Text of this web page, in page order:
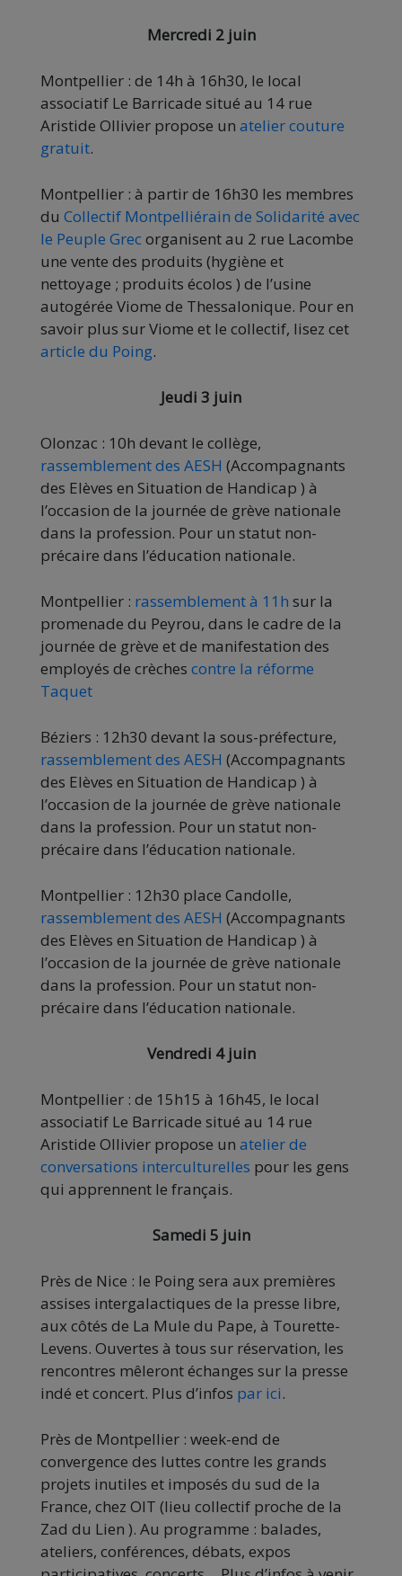
Mercredi 2 juin
Montpellier : de 14h à 16h30, le local
associatif Le Barricade situé au 14 rue
Aristide Ollivier propose un atelier couture
gratuit.
Montpellier : à partir de 16h30 les membres
du Collectif Montpelliérain de Solidarité avec
le Peuple Grec organisent au 2 rue Lacombe
une vente des produits (hygiène et
nettoyage ; produits écolos ) de l’usine
autogérée Viome de Thessalonique. Pour en
savoir plus sur Viome et le collectif, lisez cet
article du Poing.
Jeudi 3 juin
Olonzac : 10h devant le collège,
rassemblement des AESH (Accompagnants
des Elèves en Situation de Handicap ) à
l’occasion de la journée de grève nationale
dans la profession. Pour un statut non-
précaire dans l’éducation nationale.
Montpellier : rassemblement à 11h sur la
promenade du Peyrou, dans le cadre de la
journée de grève et de manifestation des
employés de crèches contre la réforme
Taquet
Béziers : 12h30 devant la sous-préfecture,
rassemblement des AESH (Accompagnants
des Elèves en Situation de Handicap ) à
l’occasion de la journée de grève nationale
dans la profession. Pour un statut non-
précaire dans l’éducation nationale.
Montpellier : 12h30 place Candolle,
rassemblement des AESH (Accompagnants
des Elèves en Situation de Handicap ) à
l’occasion de la journée de grève nationale
dans la profession. Pour un statut non-
précaire dans l’éducation nationale.
Vendredi 4 juin
Montpellier : de 15h15 à 16h45, le local
associatif Le Barricade situé au 14 rue
Aristide Ollivier propose un atelier de
conversations interculturelles pour les gens
qui apprennent le français.
Samedi 5 juin
Près de Nice : le Poing sera aux premières
assises intergalactiques de la presse libre,
aux côtés de La Mule du Pape, à Tourette-
Levens. Ouvertes à tous sur réservation, les
rencontres mêleront échanges sur la presse
indé et concert. Plus d’infos par ici.
Près de Montpellier : week-end de
convergence des luttes contre les grands
projets inutiles et imposés du sud de la
France, chez OIT (lieu collectif proche de la
Zad du Lien ). Au programme : balades,
ateliers, conférences, débats, expos